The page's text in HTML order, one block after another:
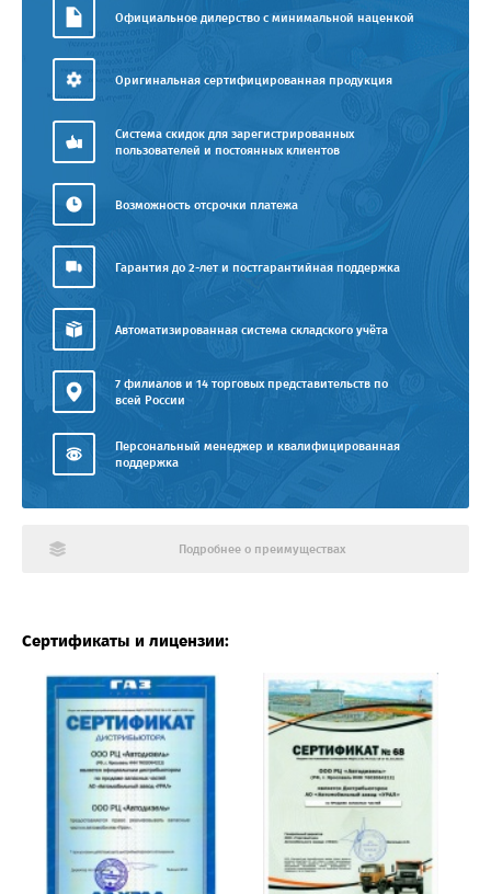
Официальное дилерство с минимальной наценкой
Оригинальная сертифицированная продукция
Система скидок для зарегистрированных
пользователей и постоянных клиентов
Возможность отсрочки платежа
Гарантия до 2-лет и постгарантийная поддержка
Автоматизированная система складского учёта
7 филиалов и 14 торговых представительств по
всей России
Персональный менеджер и квалифицированная
поддержка
Подробнее о преимуществах
Сертификаты и лицензии: